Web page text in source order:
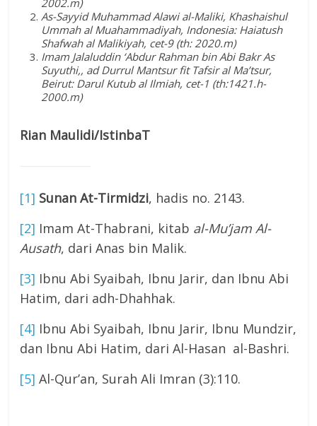
2002.m)
As-Sayyid Muhammad Alawi al-Maliki, Khashaishul
Ummah al Muahammadiyah, Indonesia: Haiatush
Shafwah al Malikiyah, cet-9 (th: 2020.m)
Imam Jalaluddin ‘Abdur Rahman bin Abi Bakr As
Suyuthi,, ad Durrul Mantsur fit Tafsir al Ma’tsur,
Beirut: Darul Kutub al Ilmiah, cet-1 (th:1421.h-
2000.m)
Rian Maulidi/IstinbaT
[1] Sunan At-Tirmidzi, hadis no. 2143.
[2] Imam At-Thabrani, kitab al-Mu’jam Al-
Ausath, dari Anas bin Malik.
[3] Ibnu Abi Syaibah, Ibnu Jarir, dan Ibnu Abi
Hatim, dari adh-Dhahhak.
[4] Ibnu Abi Syaibah, Ibnu Jarir, Ibnu Mundzir,
dan Ibnu Abi Hatim, dari Al-Hasan al-Bashri.
[5] Al-Qur’an, Surah Ali Imran (3):110.